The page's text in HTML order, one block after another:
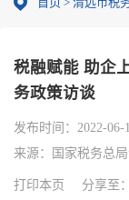
税融赋能 助企
务政策访谈
发布时间： 2022-06-
来源：
国家税务总
打印本页 分享至：